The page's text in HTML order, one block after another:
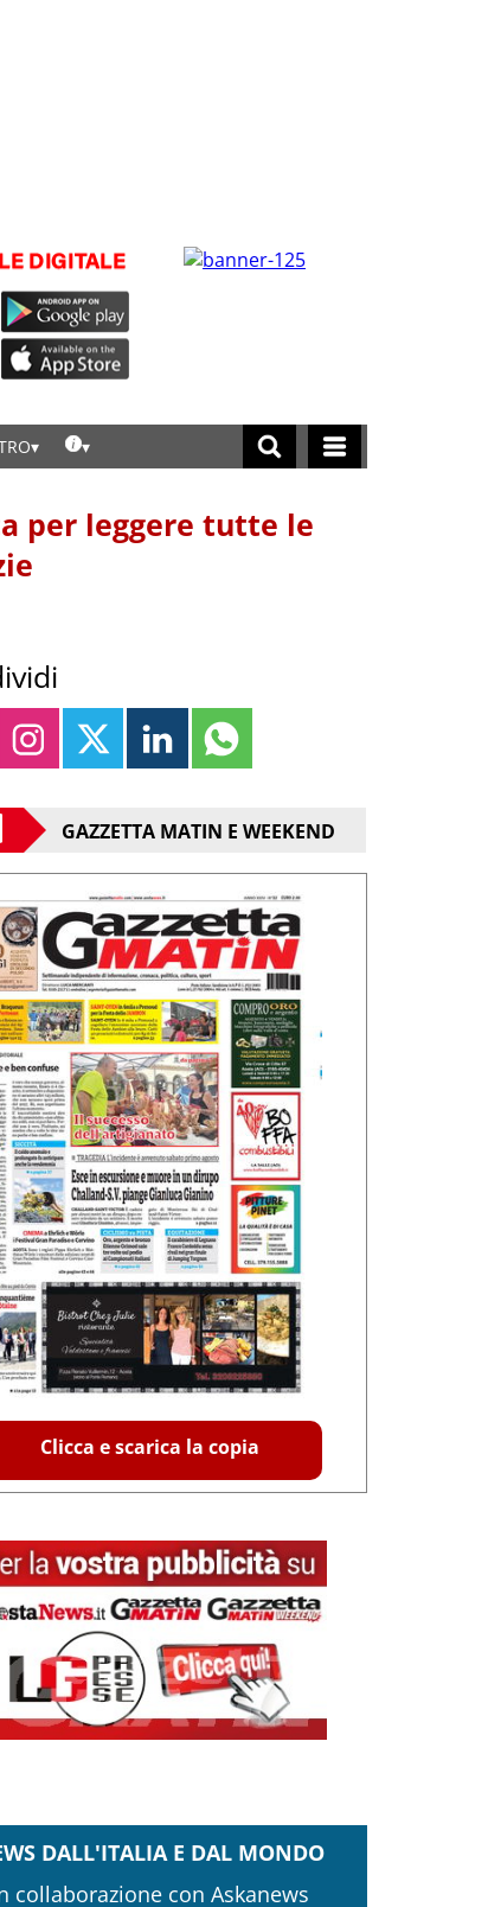
per leggere tutte le
GAZZETTA MATIN E WEEKEND
Clicca e scarica la copia
DALL'ITALIA E DAL MONDO
collaborazione con Askanews